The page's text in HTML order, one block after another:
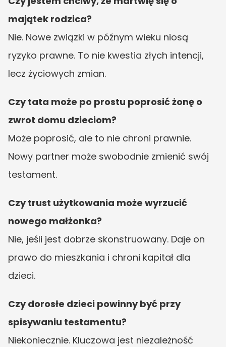
majątek rodzica?
Nie. Nowe związki w późnym wieku niosą
ryzyko prawne. To nie kwestia złych intencji,
lecz życiowych zmian.
Czy tata może po prostu poprosić żonę o
zwrot domu dzieciom?
Może poprosić, ale to nie chroni prawnie.
Nowy partner może swobodnie zmienić swój
testament.
Czy trust użytkowania może wyrzucić
nowego małżonka?
Nie, jeśli jest dobrze skonstruowany. Daje on
prawo do mieszkania i chroni kapitał dla
dzieci.
Czy dorosłe dzieci powinny być przy
spisywaniu testamentu?
Niekoniecznie. Kluczowa jest niezależność